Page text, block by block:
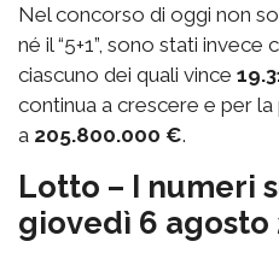
Nel concorso di oggi non
né il “5+1”, sono stati invece
ciascuno dei quali vince
continua a crescere e per
a 205.800.000 €.
Lotto – I numeri
giovedì 6 agosto